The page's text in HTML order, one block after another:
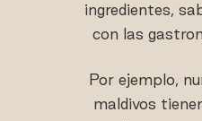
ingredientes,
con las
Por ejemplo,
maldivos